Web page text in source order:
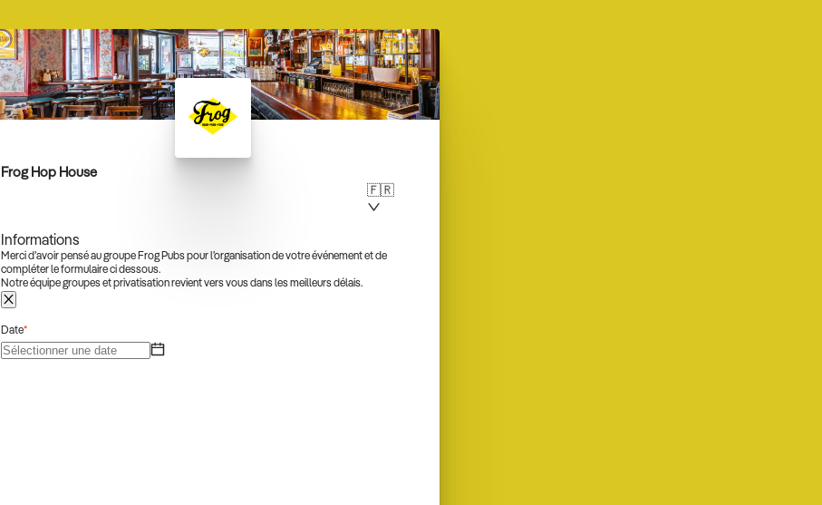
Frog Hop House
🇫🇷
Informations
Merci d’avoir pensé au groupe Frog Pubs pour l’organisation de votre événement et de
compléter le formulaire ci dessous.
Notre équipe groupes et privatisation revient vers vous dans les meilleurs délais.
Date*